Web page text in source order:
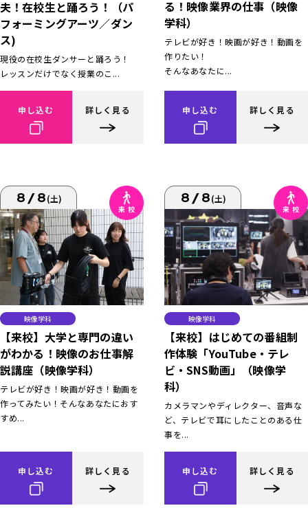
夫！在校生と踊ろう！（パ
フォーミングアーツ／ダン
ス)
現役の在校生ダンサーと踊ろう！
レッスンだけでなく授業のこ...
申し込む 詳しく見る
る！映像業界の仕事（映像
学科）
テレビが好き！映画が好き！動画を
作りたい！
そんなあなたに...
申し込む 詳しく見る
8/8(土)
映像学科
【来校】大学と専門の違い
がわかる！映像のお仕事解
説講座（映像学科）
テレビが好き！映画が好き！動画を
作ってみたい！そんなあなたにおす
すめ...
申し込む 詳しく見る
8/8(土)
映像学科
【来校】はじめての番組制
作体験「YouTube・テレ
ビ・SNS動画」（映像学
科）
カメラマンやディレクター、音声な
ど、テレビで耳にしたことのある仕
事を...
申し込む 詳しく見る